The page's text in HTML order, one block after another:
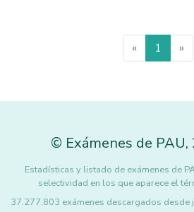
« 1 »
© Exámenes de PAU,
Estadísticas y listado de exámenes de
selectividad en los que aparece el
37.277.803 exámenes descargados desde